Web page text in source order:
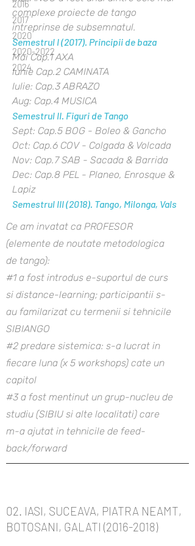
complexe proiecte de tango
intreprinse de subsemnatul.
Semestrul I (2017). Principii de baza
Mai Cap.1 AXA
Iunie Cap.2 CAMINATA
Iulie: Cap.3 ABRAZO
Aug: Cap.4 MUSICA
Semestrul II. Figuri de Tango
Sept: Cap.5 BOG - Boleo & Gancho
Oct: Cap.6 COV - Colgada & Volcada
Nov: Cap.7 SAB - Sacada & Barrida
Dec: Cap.8 PEL - Planeo, Enrosque &
Lapiz
Semestrul III (2018). Tango, Milonga, Vals
Ce am invatat ca PROFESOR
(elemente de noutate metodologica
de tango):
#1 a fost introdus e-suportul de curs
si distance-learning; participantii s-
au familarizat cu termenii si tehnicile
SIBIANGO
#2 predare sistemica: s-a lucrat in
fiecare luna (x 5 workshops) cate un
capitol
#3 a fost mentinut un grup-nucleu de
studiu (SIBIU si alte localitati) care
m-a ajutat in tehnicile de feed-
back/forward
2016
2017
2020
2020-2022
2024
02. IASI, SUCEAVA, PIATRA NEAMT,
BOTOSANI, GALATI (2016-2018)